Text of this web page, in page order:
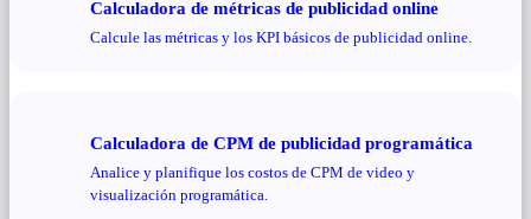
Calculadora de métricas de publicidad online
Calcule las métricas y los KPI básicos de publicidad online.
Calculadora de CPM de publicidad programática
Analice y planifique los costos de CPM de video y
visualización programática.